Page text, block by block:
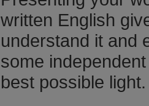
written English
understand it and
some
best possible light.